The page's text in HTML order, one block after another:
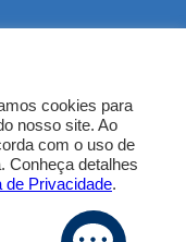
cookies para
nosso site. Ao
com o uso de
Conheça detalhes
de Privacidade.